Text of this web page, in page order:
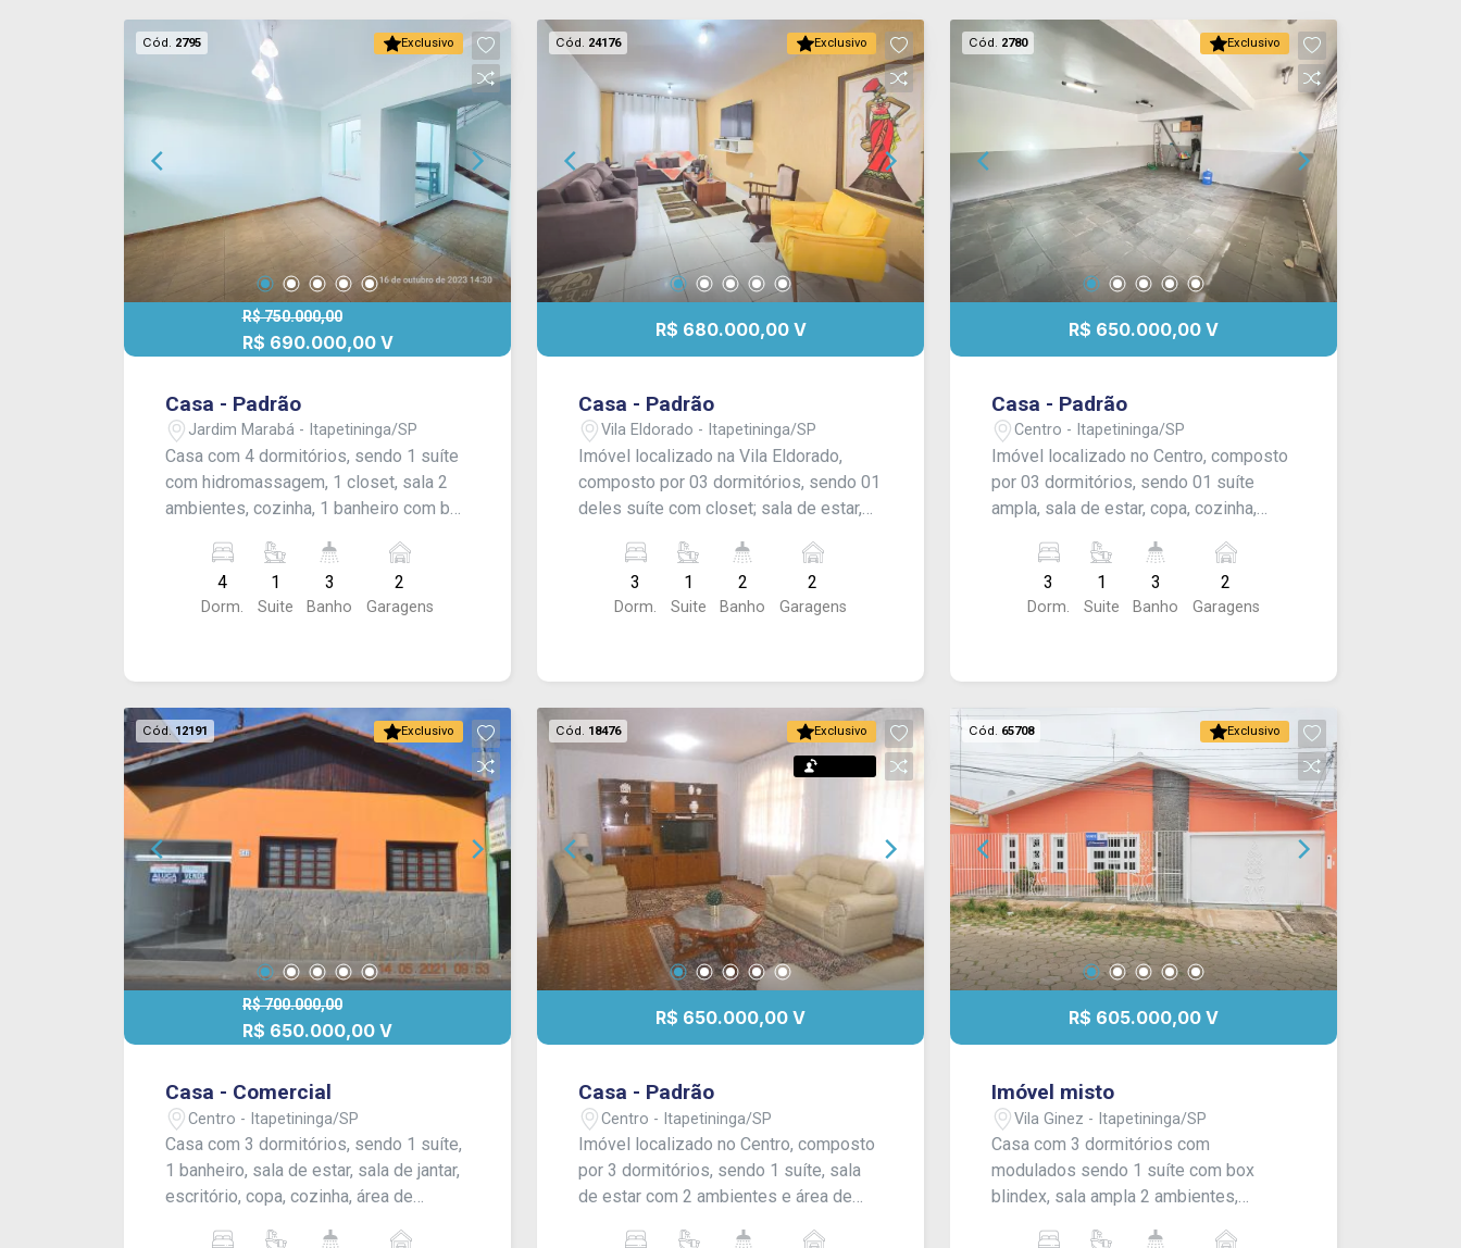
Exclusivo
Cód. 2795
R$ 750.000,00
R$ 690.000,00 V
Casa - Padrão
Jardim Marabá - Itapetininga/SP
Casa com 4 dormitórios, sendo 1 suíte
com hidromassagem, 1 closet, sala 2
ambientes, cozinha, 1 banheiro com box
despensas, área de serviço fechada,
quintal grande sendo parte gramado,
área de lazer com churrasqueira,
4
Dorm.
1
Suite
3
Banho
2
Garagens
Exclusivo
Cód. 24176
R$ 680.000,00 V
Casa - Padrão
Vila Eldorado - Itapetininga/SP
Imóvel localizado na Vila Eldorado,
composto por 03 dormitórios, sendo 01
deles suíte com closet; sala de estar,
com churrasqueira, banheiro de apoio e
lavanderia coberta. Conta ainda com
amplo quintal com canil e garagem
aquecimento solar nos banheiros e na
cozinha. CONSULTE-NOS !
3
Dorm.
1
Suite
2
Banho
2
Garagens
Exclusivo
Cód. 2780
R$ 650.000,00 V
Casa - Padrão
Centro - Itapetininga/SP
Imóvel localizado no Centro, composto
por 03 dormitórios, sendo 01 suíte
ampla, sala de estar, copa, cozinha,
com quintal com espaço gourmet, 01
cômodo adicional com banheiro e
garagem coberta para 02 veículos. O
3
Dorm.
1
Suite
3
Banho
2
Garagens
Exclusivo
Cód.12191
R$ 700.000,00
R$ 650.000,00 V
Casa - Comercial
Centro - Itapetininga/SP
Casa com 3 dormitórios, sendo 1 suíte,
1 banheiro, sala de estar, sala de jantar,
escritório, copa, cozinha, área de
Exclusivo
Cód. 18476
R$ 650.000,00 V
Casa - Padrão
Centro - Itapetininga/SP
Imóvel localizado no Centro, composto
por 3 dormitórios, sendo 1 suíte, sala
de estar com 2 ambientes e área de
Exclusivo
Cód. 65708
R$ 605.000,00 V
Imóvel misto
Vila Ginez - Itapetininga/SP
Casa com 3 dormitórios com
modulados sendo 1 suíte com box
blindex, sala ampla 2 ambientes,